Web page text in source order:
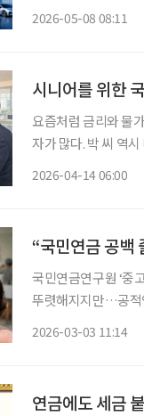
2026-05-08 08:11
시니어를 위한
요즘처럼 금리와 물
자가 많다. 박 씨 역
2026-04-14 06:00
“국민연금 공백
국민연금연구원 ‘중
뚜렷해지지만…공적
2026-03-03 11:14
연금에도 세금